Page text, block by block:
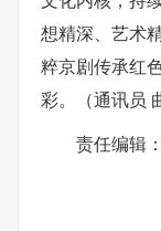
想精深、艺术
粹京剧传承红
彩。（通讯员
责任编辑